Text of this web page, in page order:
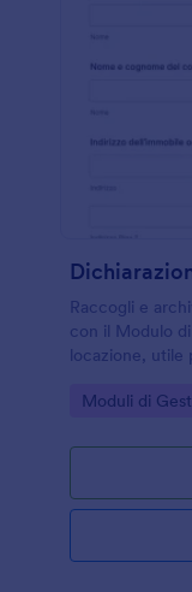
Raccogli e
con il Modulo
locazione, utile
risposte.
Go to
Moduli di